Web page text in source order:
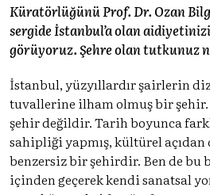
Küratörlüğünü Prof. Dr. Ozan
sergide İstanbul’a olan
görüyoruz. Şehre olan tutkunuz
İstanbul, yüzyıllardır şairlerin
tuvallerine ilham olmuş bir
şehir değildir. Tarih boyunca
sahipliği yapmış, kültürel açıdan
benzersiz bir şehirdir. Ben de bu
içinden geçerek kendi sanatsal